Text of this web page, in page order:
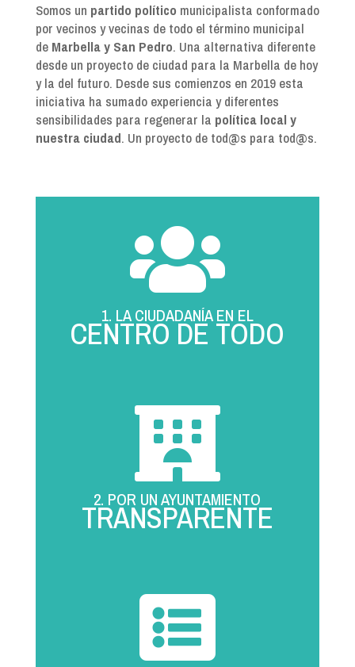
Somos un partido político municipalista conformado
por vecinos y vecinas de todo el término municipal
de Marbella y San Pedro. Una alternativa diferente
desde un proyecto de ciudad para la Marbella de hoy
y la del futuro. Desde sus comienzos en 2019 esta
iniciativa ha sumado experiencia y diferentes
sensibilidades para regenerar la política local y
nuestra ciudad. Un proyecto de tod@s para tod@s.

1. LA CIUDADANÍA EN EL
CENTRO DE TODO

2. POR UN AYUNTAMIENTO
TRANSPARENTE
